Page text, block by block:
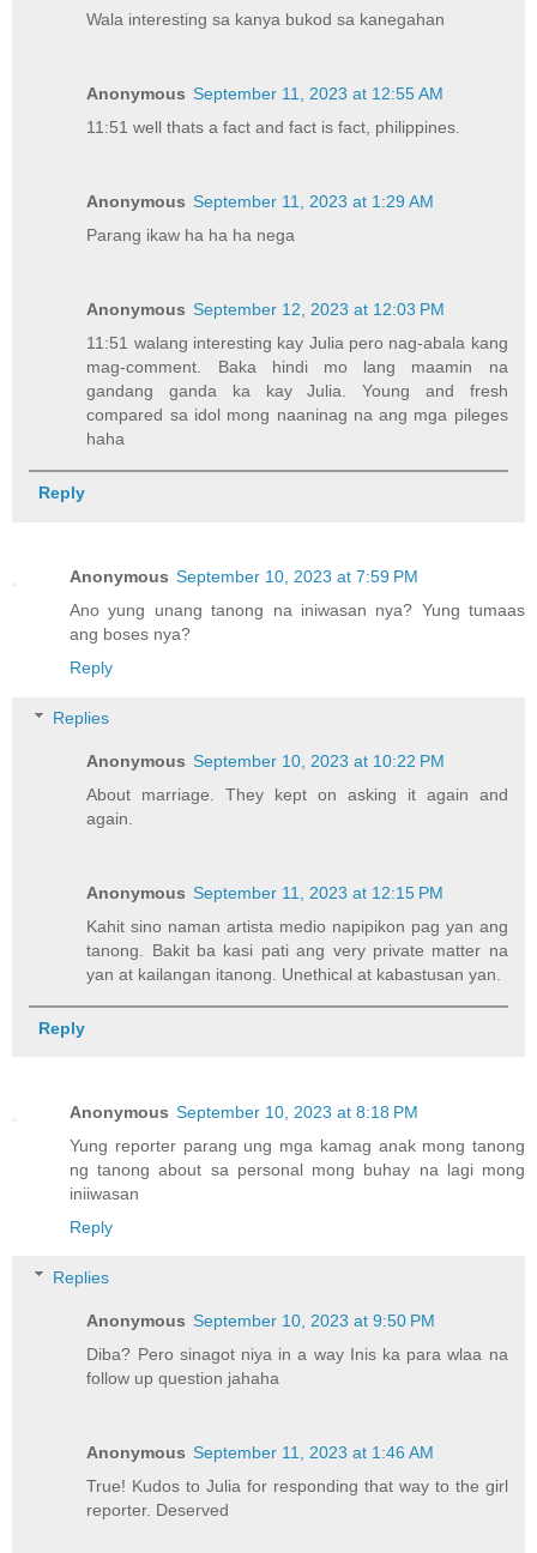
Wala interesting sa kanya bukod sa kanegahan
Anonymous September 11, 2023 at 12:55 AM
11:51 well thats a fact and fact is fact, philippines.
Anonymous September 11, 2023 at 1:29 AM
Parang ikaw ha ha ha nega
Anonymous September 12, 2023 at 12:03 PM
11:51 walang interesting kay Julia pero nag-abala kang
mag-comment. Baka hindi mo lang maamin na
gandang ganda ka kay Julia. Young and fresh
compared sa idol mong naaninag na ang mga pileges
haha
Reply
Anonymous September 10, 2023 at 7:59 PM
Ano yung unang tanong na iniwasan nya? Yung tumaas
ang boses nya?
Reply
Replies
Anonymous September 10, 2023 at 10:22 PM
About marriage. They kept on asking it again and
again.
Anonymous September 11, 2023 at 12:15 PM
Kahit sino naman artista medio napipikon pag yan ang
tanong. Bakit ba kasi pati ang very private matter na
yan at kailangan itanong. Unethical at kabastusan yan.
Reply
Anonymous September 10, 2023 at 8:18 PM
Yung reporter parang ung mga kamag anak mong tanong
ng tanong about sa personal mong buhay na lagi mong
iniiwasan
Reply
Replies
Anonymous September 10, 2023 at 9:50 PM
Diba? Pero sinagot niya in a way Inis ka para wlaa na
follow up question jahaha
Anonymous September 11, 2023 at 1:46 AM
True! Kudos to Julia for responding that way to the girl
reporter. Deserved